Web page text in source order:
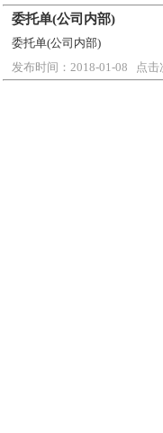
委托单(公司内部)
委托单(公司内部)
发布时间：2018-01-08 点击